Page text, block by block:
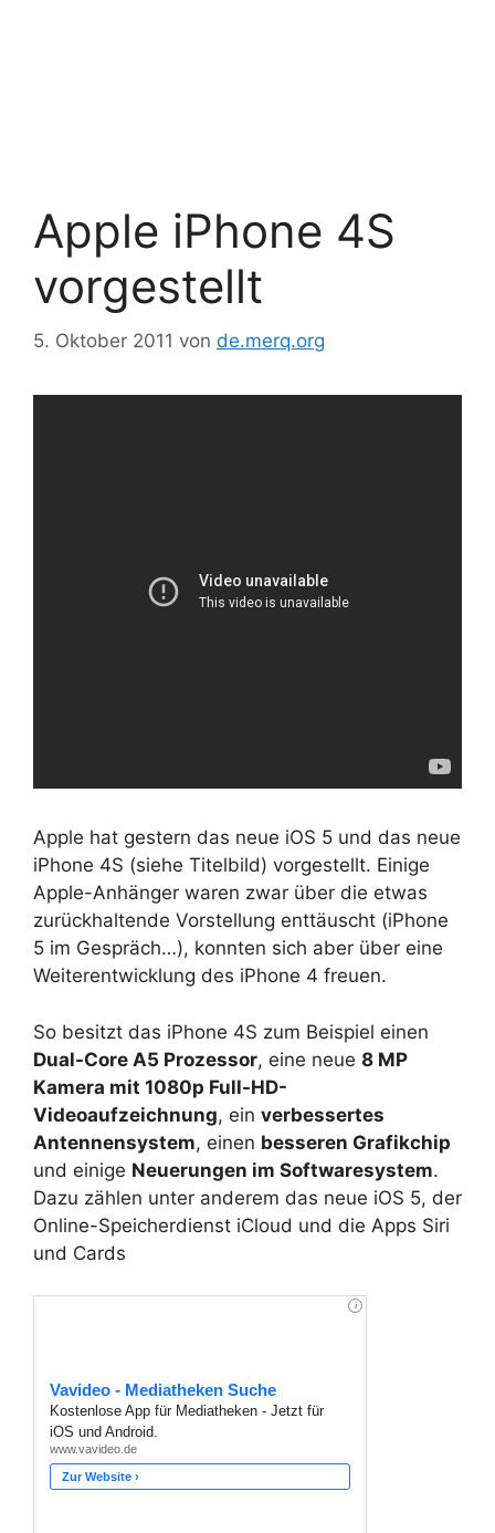
Apple iPhone 4S
vorgestellt
5. Oktober 2011 von de.merq.org
Apple hat gestern das neue iOS 5 und das neue
iPhone 4S (siehe Titelbild) vorgestellt. Einige
Apple-Anhänger waren zwar über die etwas
zurückhaltende Vorstellung enttäuscht (iPhone
5 im Gespräch…), konnten sich aber über eine
Weiterentwicklung des iPhone 4 freuen.
So besitzt das iPhone 4S zum Beispiel einen
Dual-Core A5 Prozessor, eine neue 8 MP
Kamera mit 1080p Full-HD-
Videoaufzeichnung, ein verbessertes
Antennensystem, einen besseren Grafikchip
und einige Neuerungen im Softwaresystem.
Dazu zählen unter anderem das neue iOS 5, der
Online-Speicherdienst iCloud und die Apps Siri
und Cards